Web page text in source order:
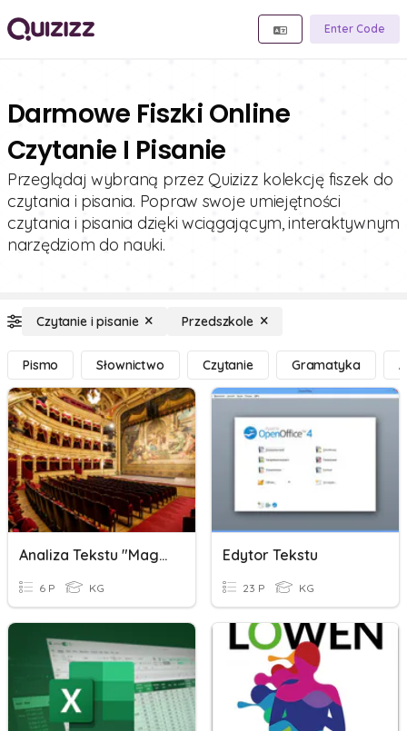
Enter Code
Darmowe Fiszki Online
Czytanie I Pisanie
Przeglądaj wybraną przez Quizizz kolekcję fiszek do
czytania i pisania. Popraw swoje umiejętności
czytania i pisania dzięki wciągającym, interaktywnym
narzędziom do nauki.
Czytanie i pisanie Przedszkole
Pismo Słownictwo Czytanie Gramatyka
Analiza Tekstu "Magia Teatru" Agnieszki Bresler
6 P KG
Edytor Tekstu
23 P KG